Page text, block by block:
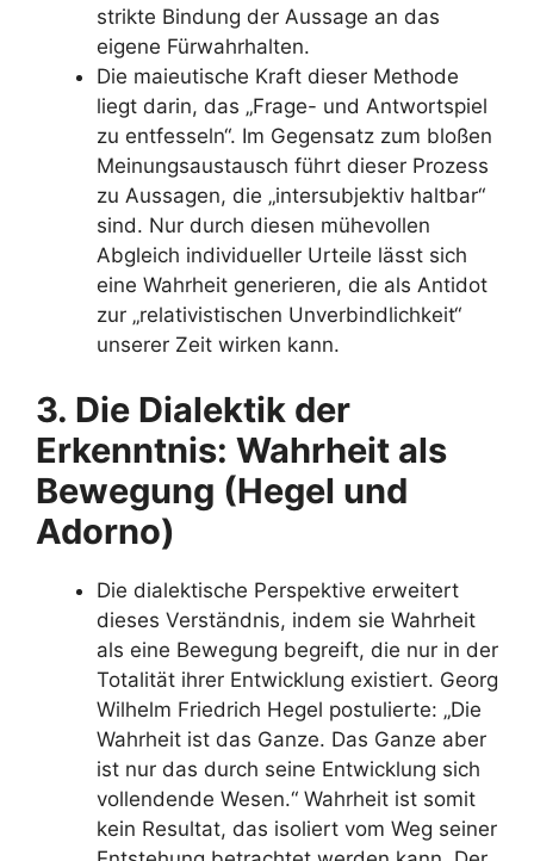
strikte Bindung der Aussage an das
eigene Fürwahrhalten.
Die maieutische Kraft dieser Methode
liegt darin, das „Frage- und Antwortspiel
zu entfesseln“. Im Gegensatz zum bloßen
Meinungsaustausch führt dieser Prozess
zu Aussagen, die „intersubjektiv haltbar“
sind. Nur durch diesen mühevollen
Abgleich individueller Urteile lässt sich
eine Wahrheit generieren, die als Antidot
zur „relativistischen Unverbindlichkeit“
unserer Zeit wirken kann.
3. Die Dialektik der
Erkenntnis: Wahrheit als
Bewegung (Hegel und
Adorno)
Die dialektische Perspektive erweitert
dieses Verständnis, indem sie Wahrheit
als eine Bewegung begreift, die nur in der
Totalität ihrer Entwicklung existiert. Georg
Wilhelm Friedrich Hegel postulierte: „Die
Wahrheit ist das Ganze. Das Ganze aber
ist nur das durch seine Entwicklung sich
vollendende Wesen.“ Wahrheit ist somit
kein Resultat, das isoliert vom Weg seiner